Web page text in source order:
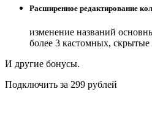
Расширенное редактирование
изменение названий
более 3 кастомных, скрытые
И другие бонусы.
Подключить за 299 рублей